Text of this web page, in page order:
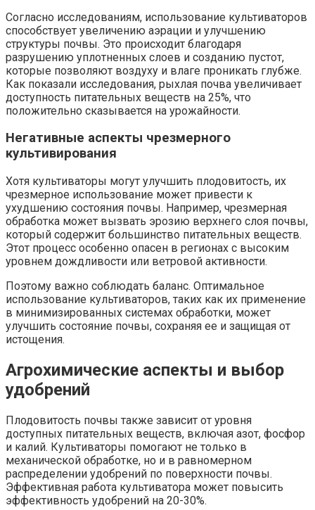
Согласно исследованиям, использование культиваторов
способствует увеличению аэрации и улучшению
структуры почвы. Это происходит благодаря
разрушению уплотненных слоев и созданию пустот,
которые позволяют воздуху и влаге проникать глубже.
Как показали исследования, рыхлая почва увеличивает
доступность питательных веществ на 25%, что
положительно сказывается на урожайности.
Негативные аспекты чрезмерного
культивирования
Хотя культиваторы могут улучшить плодовитость, их
чрезмерное использование может привести к
ухудшению состояния почвы. Например, чрезмерная
обработка может вызвать эрозию верхнего слоя почвы,
который содержит большинство питательных веществ.
Этот процесс особенно опасен в регионах с высоким
уровнем дождливости или ветровой активности.
Поэтому важно соблюдать баланс. Оптимальное
использование культиваторов, таких как их применение
в минимизированных системах обработки, может
улучшить состояние почвы, сохраняя ее и защищая от
истощения.
Агрохимические аспекты и выбор
удобрений
Плодовитость почвы также зависит от уровня
доступных питательных веществ, включая азот, фосфор
и калий. Культиваторы помогают не только в
механической обработке, но и в равномерном
распределении удобрений по поверхности почвы.
Эффективная работа культиватора может повысить
эффективность удобрений на 20-30%.